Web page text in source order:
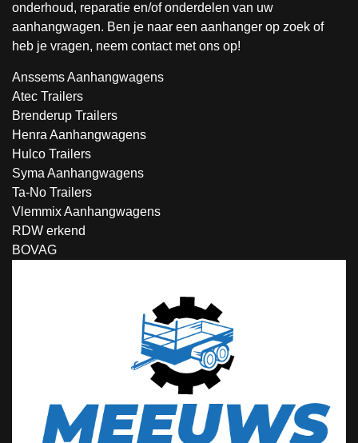
onderhoud, reparatie en/of onderdelen van uw
aanhangwagen. Ben je naar een aanhanger op zoek of
heb je vragen, neem contact met ons op!
Anssems Aanhangwagens
Atec Trailers
Brenderup Trailers
Henra Aanhangwagens
Hulco Trailers
Syma Aanhangwagens
Ta-No Trailers
Vlemmix Aanhangwagens
RDW erkend
BOVAG